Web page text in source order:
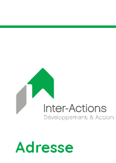
Adresse